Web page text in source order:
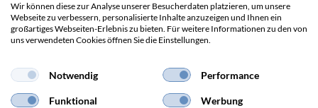
Impressum Haftungsausschluss
Wir können diese zur Analyse unserer Besucherdaten platzieren, um unsere
Webseite zu verbessern, personalisierte Inhalte anzuzeigen und Ihnen ein
großartiges Webseiten-Erlebnis zu bieten. Für weitere Informationen zu den von
uns verwendeten Cookies öffnen Sie die Einstellungen.
Notwendig Performance
Funktional Werbung